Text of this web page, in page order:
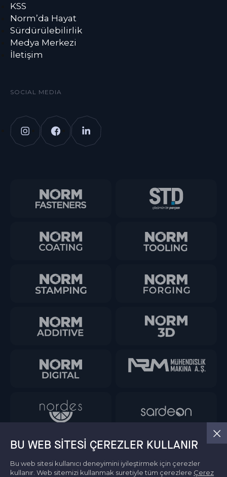
KSS
Norm’da Hayat
Sürdürülebilirlik
Medya Merkezi
İletişim
SOCIAL MEDIA
BU WEB SITESI ÇEREZLER KULLANIR
Bu web sitesi kullanıcı deneyimini iyileştirmek için çerezler
kullanır. Web sitemizi kullanmak suretiyle tüm çerezlere Çerez